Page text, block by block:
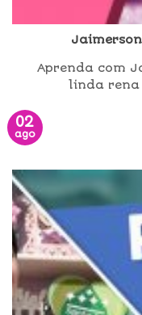
Aprenda com
linda rena
02
ago